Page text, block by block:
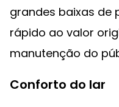
grandes baixas de
rápido ao valor
manutenção do
Conforto do lar